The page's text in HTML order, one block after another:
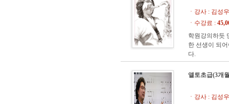
ㆍ강사 : 김성우
ㆍ수강료 :
학원강의하듯
한 선생이 되
다.
앨토초급(3개
ㆍ강사 : 김성우